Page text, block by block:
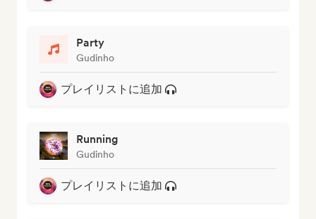
Party
Gudinho
プレイリストに追加
Running
Gudinho
プレイリストに追加